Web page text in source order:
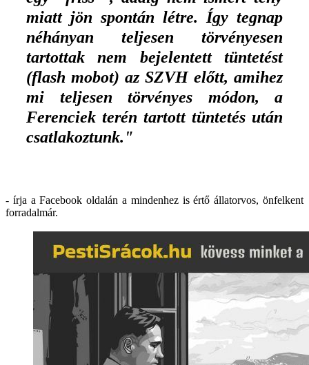
miatt jön spontán létre. Így tegnap
néhányan teljesen törvényesen
tartottak nem bejelentett tüntetést
(flash mobot) az SZVH előtt, amihez
mi teljesen törvényes módon, a
Ferenciek terén tartott tüntetés után
csatlakoztunk."
- írja a Facebook oldalán a mindenhez is értő állatorvos, önfelkent
forradalmár.